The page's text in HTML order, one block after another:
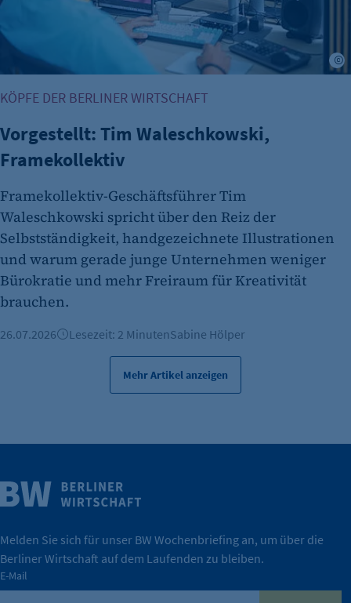
konkret bedeutet – und wie die IHK Berlin Unternehmen
tatsächlich unterstützt.
Wirtschaft.
Weitere Infos
KÖPFE DER BERLINER WIRTSCHAFT
Vorgestellt: Tim Waleschkowski,
Framekollektiv
Framekollektiv-Geschäftsführer Tim
Waleschkowski spricht über den Reiz der
Selbstständigkeit, handgezeichnete Illustrationen
und warum gerade junge Unternehmen weniger
Bürokratie und mehr Freiraum für Kreativität
brauchen.
26.07.2026 Lesezeit: 2 MinutenSabine Hölper
Mehr Artikel anzeigen
Melden Sie sich für unser BW Wochenbriefing an, um über die
Berliner Wirtschaft auf dem Laufenden zu bleiben.
E-Mail